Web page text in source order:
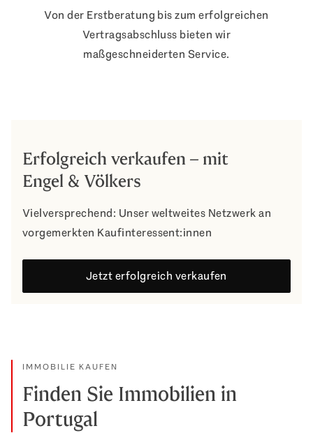
Von der Erstberatung bis zum erfolgreichen
Vertragsabschluss bieten wir
maßgeschneiderten Service.
Erfolgreich verkaufen – mit
Engel & Völkers
Vielversprechend: Unser weltweites Netzwerk an
vorgemerkten Kaufinteressent:innen
Jetzt erfolgreich verkaufen
IMMOBILIE KAUFEN
Finden Sie Immobilien in
Portugal